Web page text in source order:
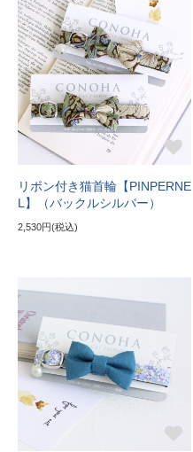
リボン付き猫首輪【PINPERNE
L】（バックルシルバー）
2,530円(税込)